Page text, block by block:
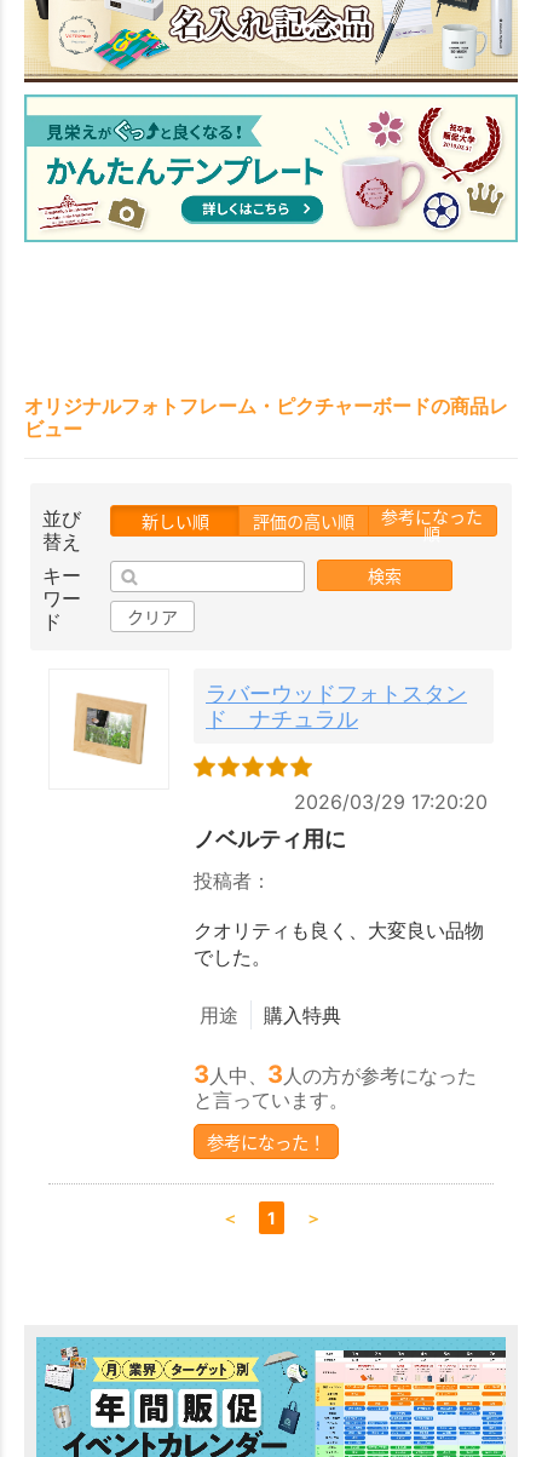
オリジナルフォトフレーム・ピクチャーボードの商品レ
ビュー
並び
替え
新しい順 評価の高い順 参考になった
順
キー
ワー
ド
検索
クリア
ラバーウッドフォトスタン
ド ナチュラル
2026/03/29 17:20:20
ノベルティ用に
投稿者：
クオリティも良く、大変良い品物
でした。
用途 購入特典
3 人中、 3 人の方が参考になった
と言っています。
参考になった！
＜ 1 ＞